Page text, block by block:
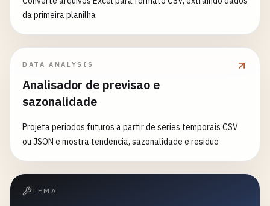
da primeira planilha
DATA ANALYSIS
Analisador de previsao e
sazonalidade
Projeta periodos futuros a partir de series temporais CSV
ou JSON e mostra tendencia, sazonalidade e residuo
TEMA